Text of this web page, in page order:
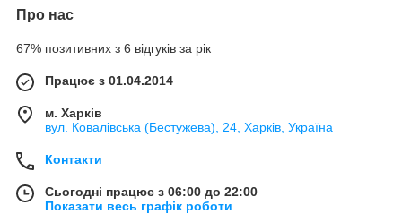
Про нас
67% позитивних з 6 відгуків за рік
Працює з 01.04.2014
м. Харків
вул. Ковалівська (Бестужева), 24, Харків, Україна
Контакти
Сьогодні працює з 06:00 до 22:00
Показати весь графік роботи